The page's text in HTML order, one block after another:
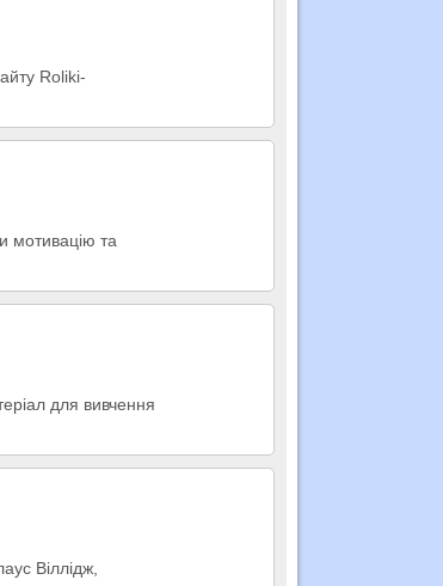
Roliki-
мотивацію та
для вивчення
Віллідж,